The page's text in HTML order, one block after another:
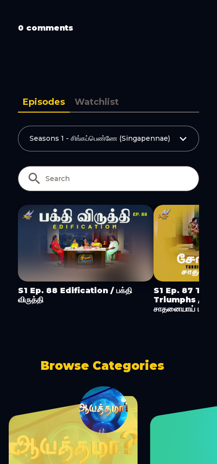
0 comments
Episodes Watchlist
S1 Ep. 88 Edification / பக்தி
விருத்தி
S1 Ep. 87
Triumphs /
சாதனையாய் மாற்று
Browse Categories